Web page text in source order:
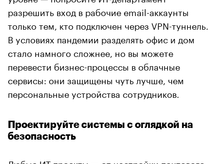
разрешить вход в рабочие email-аккаунты
только тем, кто подключен через VPN-туннель.
В условиях пандемии разделять офис и дом
стало намного сложнее, но вы можете
перевести бизнес-процессы в облачные
сервисы: они защищены чуть лучше, чем
персональные устройства сотрудников.
Проектируйте системы с оглядкой на
безопасность